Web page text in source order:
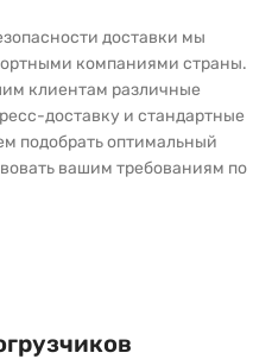
доставки мы
компаниями страны.
клиентам различные
доставку и стандартные
подобрать оптимальный
вашим требованиям по